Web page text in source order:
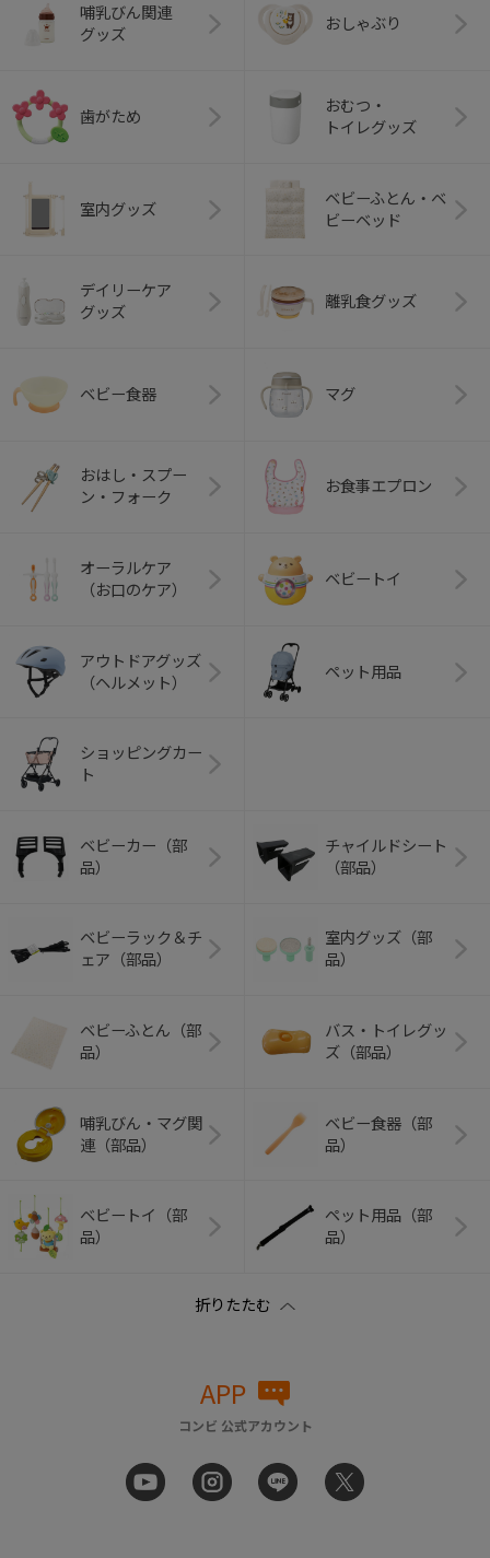
哺乳びん関連
グッズ
おしゃぶり
歯がため
おむつ・
トイレグッズ
室内グッズ
ベビーふとん・ベ
ビーベッド
デイリーケア
グッズ
離乳食グッズ
ベビー食器 マグ
おはし・スプー
ン・フォーク
お食事エプロン
オーラルケア
（お口のケア）
ベビートイ
アウトドアグッズ
（ヘルメット）
ペット用品
ショッピングカー
ト
ベビーカー（部
品）
チャイルドシート
（部品）
ベビーラック＆チ
ェア（部品）
室内グッズ（部
品）
ベビーふとん（部
品）
バス・トイレグッ
ズ（部品）
哺乳びん・マグ関
連（部品）
ベビー食器（部
品）
ベビートイ（部
品）
ペット用品（部
品）
APP
コンビ 公式アカウント